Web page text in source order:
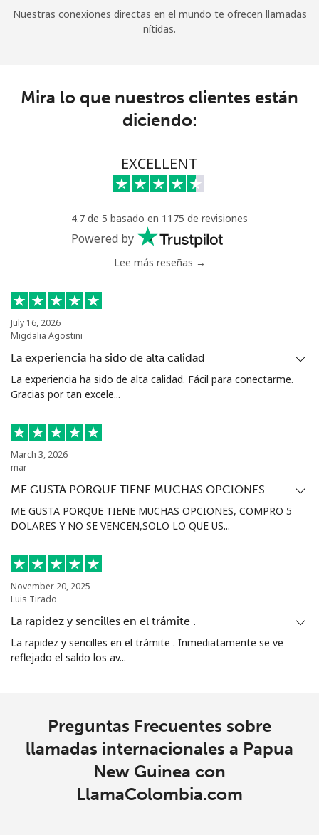
Nuestras conexiones directas en el mundo te ofrecen llamadas
nítidas.
Mira lo que nuestros clientes están
diciendo:
EXCELLENT
4.7 de 5 basado en 1175 de revisiones
Powered by
Lee más reseñas →
July 16, 2026
Migdalia Agostini
La experiencia ha sido de alta calidad
La experiencia ha sido de alta calidad. Fácil para conectarme.
Gracias por tan excele...
March 3, 2026
mar
ME GUSTA PORQUE TIENE MUCHAS OPCIONES
ME GUSTA PORQUE TIENE MUCHAS OPCIONES, COMPRO 5
DOLARES Y NO SE VENCEN,SOLO LO QUE US...
November 20, 2025
Luis Tirado
La rapidez y sencilles en el trámite .
La rapidez y sencilles en el trámite . Inmediatamente se ve
reflejado el saldo los av...
Preguntas Frecuentes sobre
llamadas internacionales a Papua
New Guinea con
LlamaColombia.com